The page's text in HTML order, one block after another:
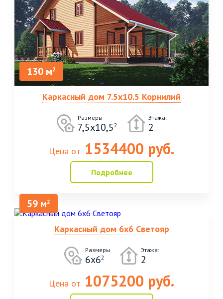
130 м2
Каркасный дом 7.5х10.5 Корнилий
Размеры
7,5х10,52
Этажа:
2
Цена от 1534400 руб.
Подробнее
59 м2
Каркасный дом 6х6 Светояр
Размеры
6х62
Этажа:
2
Цена от 1075200 руб.